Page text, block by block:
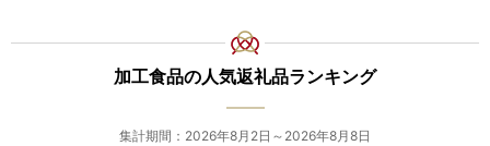
返礼品の発送には万全を期しておりますが、万が一に不良・
破損・誤納品・容量不足等がございましたら、
返礼品到着から２日以内に写真（画像）を添付のうえ、電子
メールにてご連絡をお願いいたします。
日数が経ったものに関しましては、対応いたしかねる場合が
加工食品の人気返礼品ランキング
集計期間：2026年8月2日～2026年8月8日